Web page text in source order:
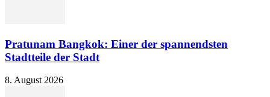
Pratunam Bangkok: Einer der spannendsten
Stadtteile der Stadt
8. August 2026